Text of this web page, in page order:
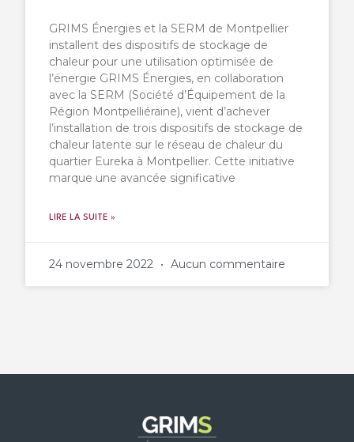
GRIMS Énergies et la SERM de Montpellier
installent des dispositifs de stockage de
chaleur pour une utilisation optimisée de
l’énergie GRIMS Énergies, en collaboration
avec la SERM (Société d’Équipement de la
Région Montpelliéraine), vient d’achever
l’installation de trois dispositifs de stockage de
chaleur latente sur le réseau de chaleur du
quartier Eureka à Montpellier. Cette initiative
marque une avancée significative
LIRE LA SUITE »
24 novembre 2022 Aucun commentaire